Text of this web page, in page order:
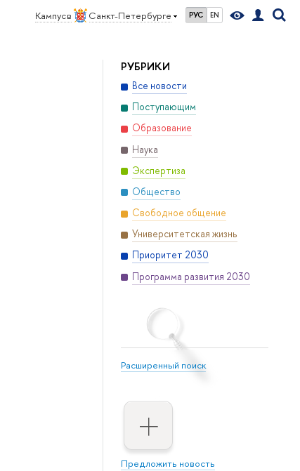
Кампус в Санкт-Петербурге РУС EN
РУБРИКИ
Все новости
Поступающим
Образование
Наука
Экспертиза
Общество
Свободное общение
Университетская жизнь
Приоритет 2030
Программа развития 2030
Расширенный поиск
Предложить новость